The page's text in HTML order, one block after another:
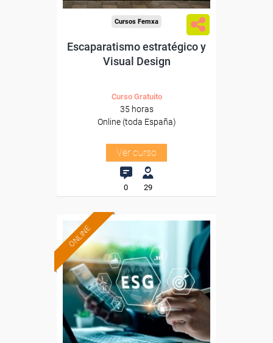
Cursos Femxa
Escaparatismo estratégico y
Visual Design
Curso Gratuito
35 horas
Online (toda España)
Ver curso
0 29
ONLINE
Formación 100%
subvencionada.
Para desempleados,
trabajadores y autónomos.
Sector
-Industria Química.